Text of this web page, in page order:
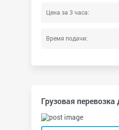
Цена за 3 часа:
Время подачи:
Грузовая